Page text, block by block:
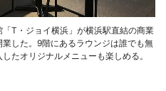
T・ジョイ横浜」が横浜駅直結の商業
した。9階にあるラウンジは誰でも無
たオリジナルメニューも楽しめる。